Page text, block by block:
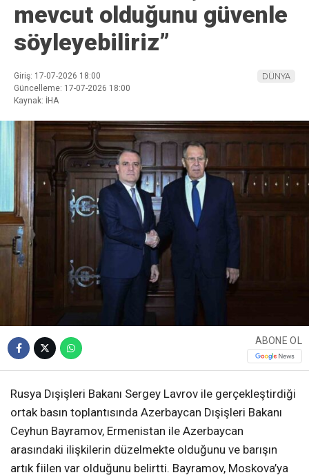
mevcut olduğunu güvenle
söyleyebiliriz”
Giriş: 17-07-2026 18:00
Güncelleme: 17-07-2026 18:00
Kaynak: İHA
DÜNYA
ABONE OL
Rusya Dışişleri Bakanı Sergey Lavrov ile gerçekleştirdiği
ortak basın toplantısında Azerbaycan Dışişleri Bakanı
Ceyhun Bayramov, Ermenistan ile Azerbaycan
arasındaki ilişkilerin düzelmekte olduğunu ve barışın
artık fiilen var olduğunu belirtti. Bayramov, Moskova’ya